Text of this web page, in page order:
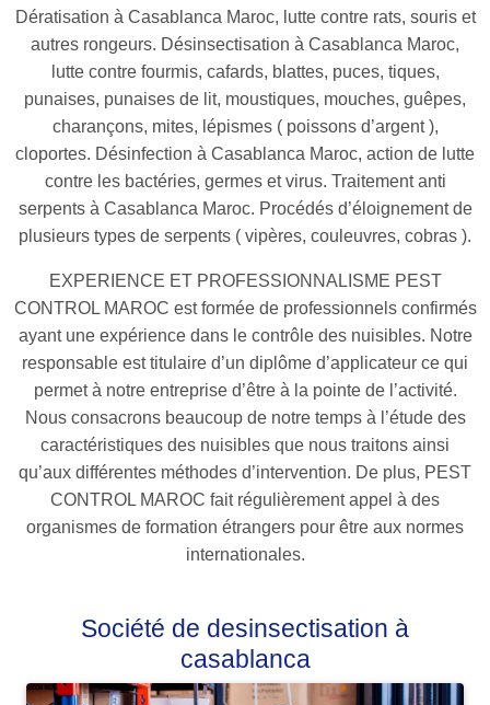
Dératisation à Casablanca Maroc, lutte contre rats, souris et
autres rongeurs. Désinsectisation à Casablanca Maroc,
lutte contre fourmis, cafards, blattes, puces, tiques,
punaises, punaises de lit, moustiques, mouches, guêpes,
charançons, mites, lépismes ( poissons d’argent ),
cloportes. Désinfection à Casablanca Maroc, action de lutte
contre les bactéries, germes et virus. Traitement anti
serpents à Casablanca Maroc. Procédés d’éloignement de
plusieurs types de serpents ( vipères, couleuvres, cobras ).
EXPERIENCE ET PROFESSIONNALISME PEST
CONTROL MAROC est formée de professionnels confirmés
ayant une expérience dans le contrôle des nuisibles. Notre
responsable est titulaire d’un diplôme d’applicateur ce qui
permet à notre entreprise d’être à la pointe de l’activité.
Nous consacrons beaucoup de notre temps à l’étude des
caractéristiques des nuisibles que nous traitons ainsi
qu’aux différentes méthodes d’intervention. De plus, PEST
CONTROL MAROC fait régulièrement appel à des
organismes de formation étrangers pour être aux normes
internationales.
Société de desinsectisation à
casablanca